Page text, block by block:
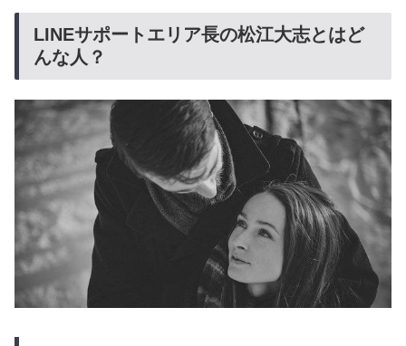
LINEサポートエリア長の松江大志とはど
んな人？